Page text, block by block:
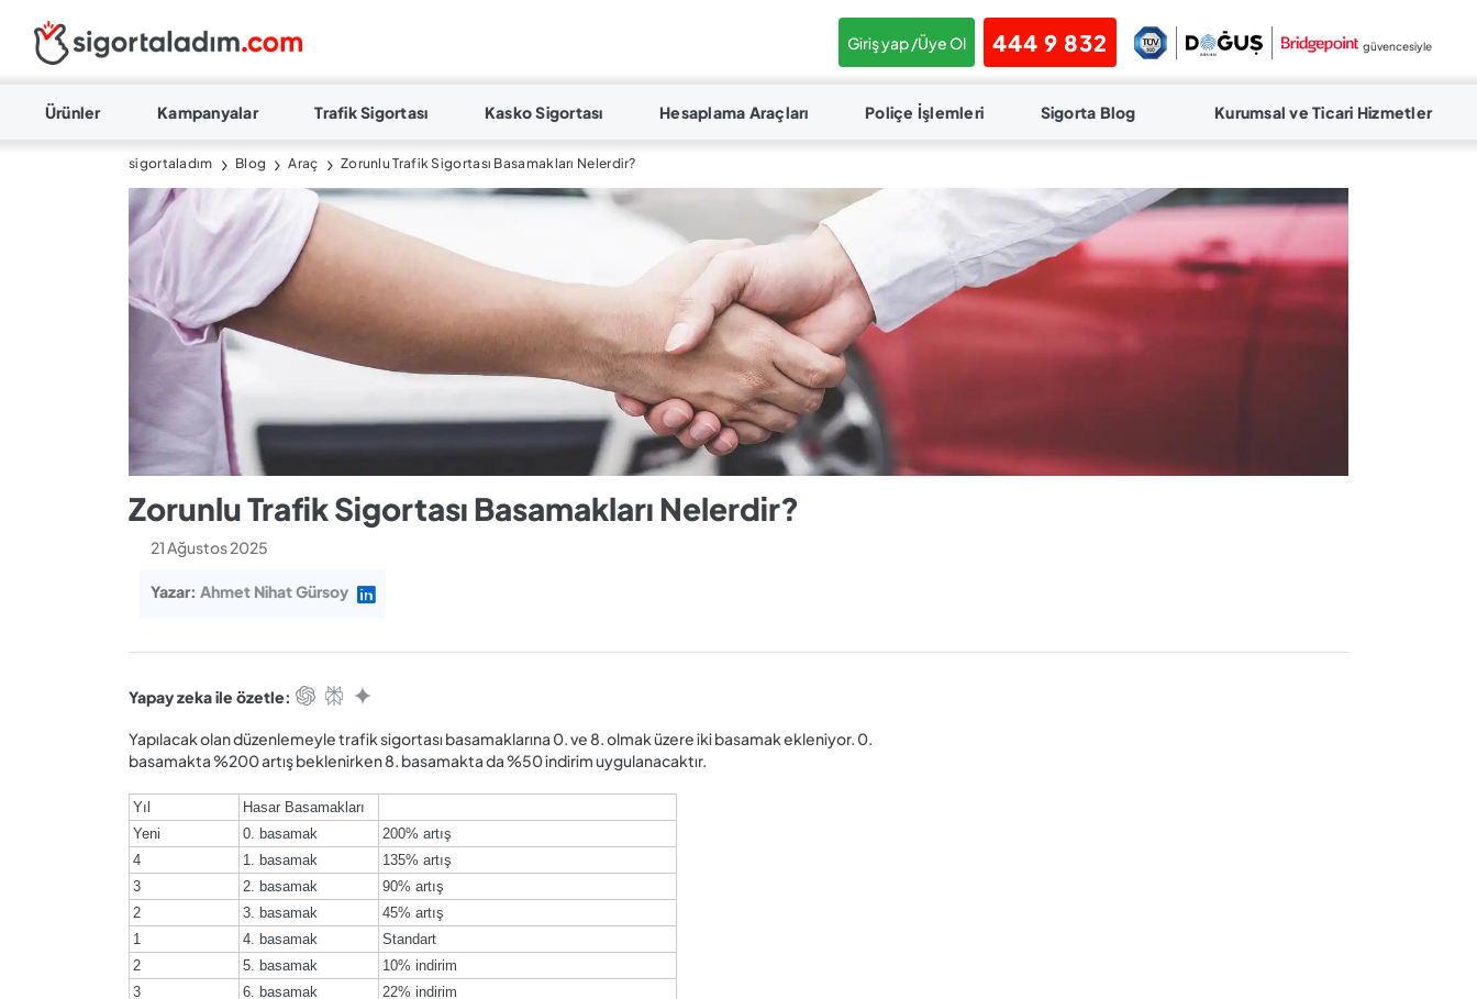
Giriş yap /Üye Ol 444 9 832 güvencesiyle
Ürünler Kampanyalar Trafik Sigortası Kasko Sigortası Hesaplama Araçları Poliçe İşlemleri Sigorta Blog Kurumsal ve Ticari Hizmetler
sigortaladım Blog Araç Zorunlu Trafik Sigortası Basamakları Nelerdir?
Zorunlu Trafik Sigortası Basamakları Nelerdir?
21 Ağustos 2025
Yazar: Ahmet Nihat Gürsoy
Yapay zeka ile özetle:
Yapılacak olan düzenlemeyle trafik sigortası basamaklarına 0. ve 8. olmak üzere iki basamak ekleniyor. 0.
basamakta %200 artış beklenirken 8. basamakta da %50 indirim uygulanacaktır.
Yıl Hasar Basamakları
Oranı ve Prim Artış Oranı
Yeni
0. basamak
200% artış
4
1. basamak
135% artış
3
2. basamak
90% artış
2
3. basamak
45% artış
1
4. basamak
Standart
2
5. basamak
10% indirim
3
6. basamak
22% indirim